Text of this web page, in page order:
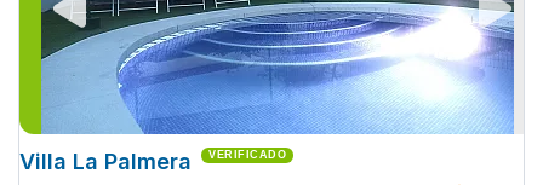
Villa La Palmera VERIFICADO